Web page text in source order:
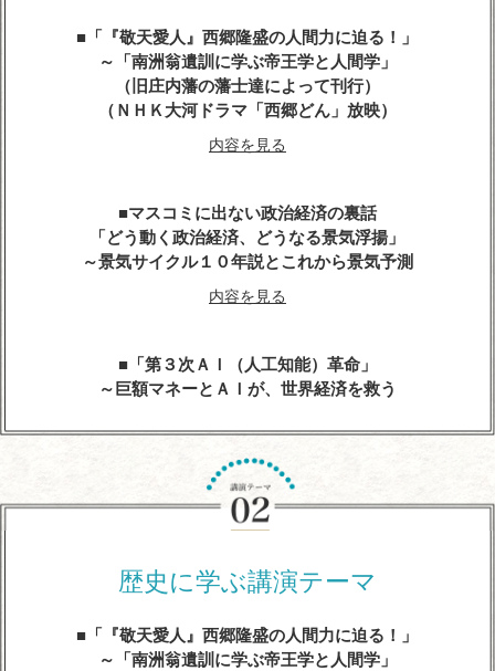
「『敬天愛人』西郷隆盛の人間力に迫る！」
～「南洲翁遺訓に学ぶ帝王学と人間学」
（旧庄内藩の藩士達によって刊行）
（ＮＨＫ大河ドラマ「西郷どん」放映）
内容を見る
マスコミに出ない政治経済の裏話
「どう動く政治経済、どうなる景気浮揚」
～景気サイクル１０年説とこれから景気予測
内容を見る
「第３次ＡＩ（人工知能）革命」
～巨額マネーとＡＩが、世界経済を救う
人生の達人に学ぶ
～心に残る先人たちの名言、遺訓、格言を経営に生
内容を見る
歴史に学ぶ講演テーマ
「『敬天愛人』西郷隆盛の人間力に迫る！」
～「南洲翁遺訓に学ぶ帝王学と人間学」